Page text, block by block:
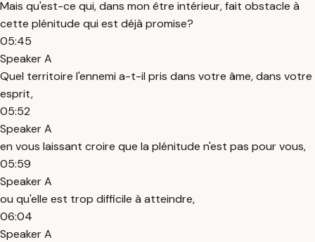
Mais qu'est-ce qui, dans mon être intérieur, fait obstacle à
cette plénitude qui est déjà promise?
05:45
Speaker A
Quel territoire l'ennemi a-t-il pris dans votre âme, dans votre
esprit,
05:52
Speaker A
en vous laissant croire que la plénitude n'est pas pour vous,
05:59
Speaker A
ou qu'elle est trop difficile à atteindre,
06:04
Speaker A